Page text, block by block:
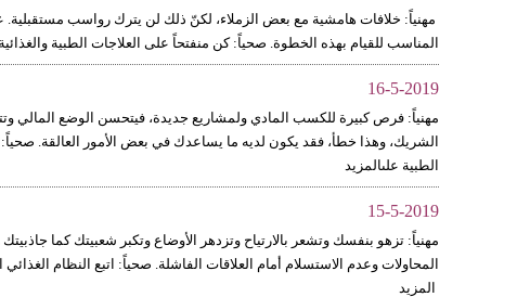
مهنياً: خلافات هامشية مع بعض الزملاء، لكنّ ذلك لن يترك رواسب
المناسب للقيام بهذه الخطوة. صحياً: كن منفتحاً على العلاجات الطبية
16-5-2019
مهنياً: فرص كبيرة للكسب المادي ولمشاريع جديدة، فيتحسن الوضع المالي
الشريك، وهذا خطأ، فقد يكون لديه ما يساعدك في بعض الأمور العالقة.
الطبية علىالمزيد
15-5-2019
مهنياً: تزهو بنفسك وتشعر بالارتياح وتزدهر الأوضاع وتكبر شعبيتك كما
المحاولات وعدم الاستسلام أمام العلاقات الفاشلة. صحياً: اتبع النظام
المزيد